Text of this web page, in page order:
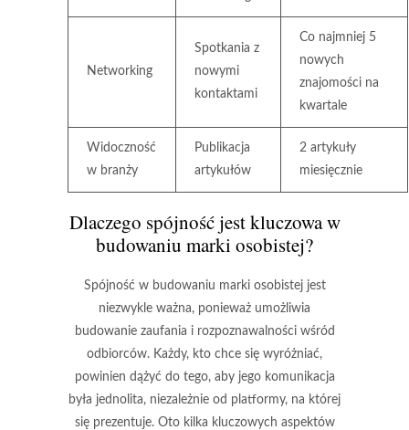
Networking
Spotkania z
nowymi
kontaktami
Co najmniej 5
nowych
znajomości na
kwartale
Widoczność
w branży
Publikacja
artykułów
2 artykuły
miesięcznie
Dlaczego spójność jest kluczowa w
budowaniu marki osobistej?
Spójność w budowaniu marki osobistej jest
niezwykle ważna, ponieważ umożliwia
budowanie zaufania i rozpoznawalności wśród
odbiorców. Każdy, kto chce się wyróżniać,
powinien dążyć do tego, aby jego komunikacja
była jednolita, niezależnie od platformy, na której
się prezentuje. Oto kilka kluczowych aspektów